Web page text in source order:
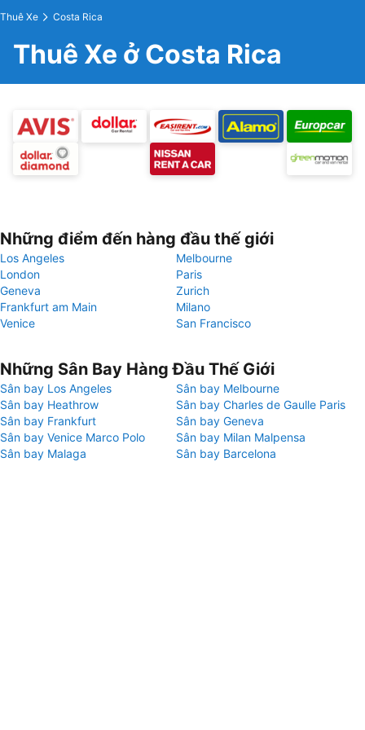
Thuê Xe Costa Rica
Thuê Xe ở Costa Rica
Những điểm đến hàng đầu thế giới
Los Angeles
Melbourne
London
Paris
Geneva
Zurich
Frankfurt am Main
Milano
Venice
San Francisco
Những Sân Bay Hàng Đầu Thế Giới
Sân bay Los Angeles
Sân bay Melbourne
Sân bay Heathrow
Sân bay Charles de Gaulle Paris
Sân bay Frankfurt
Sân bay Geneva
Sân bay Venice Marco Polo
Sân bay Milan Malpensa
Sân bay Malaga
Sân bay Barcelona